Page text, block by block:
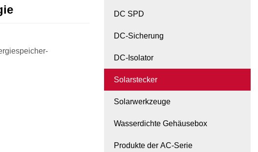
DC SPD
DC-Sicherung
DC-Isolator
Solarstecker
Solarwerkzeuge
Wasserdichte Gehäusebox
Produkte der AC-Serie